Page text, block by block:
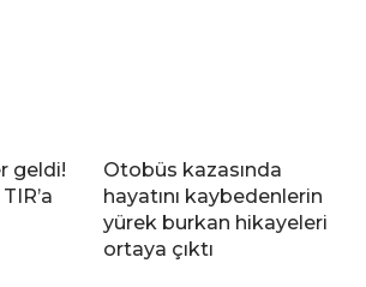
geldi!
Otobüs kazasında
hayatını kaybedenlerin
yürek burkan hikayeleri
ortaya çıktı